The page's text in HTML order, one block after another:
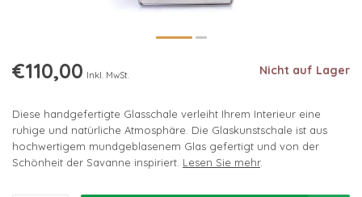
€110,00 Inkl. MwSt. Nicht auf Lager
Diese handgefertigte Glasschale verleiht Ihrem Interieur eine
ruhige und natürliche Atmosphäre. Die Glaskunstschale ist aus
hochwertigem mundgeblasenem Glas gefertigt und von der
Schönheit der Savanne inspiriert. Lesen Sie mehr.